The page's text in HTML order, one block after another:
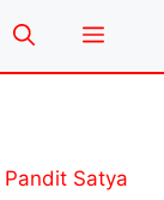
Menu
Pandit Satya